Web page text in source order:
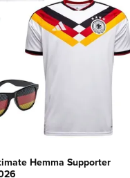
Hemma Supporter